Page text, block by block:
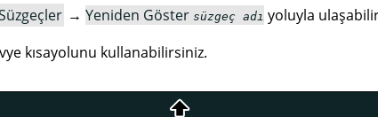
→ Yeniden Göster süzgeç adı yoluyla
kısayolunu kullanabilirsiniz.